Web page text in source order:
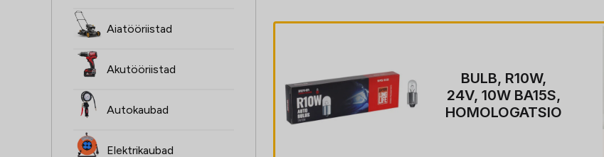
Aiatööriistad
Akutööriistad
Autokaubad
Elektrikaubad
BULB, P21W, 12V,
HOMOLOGATSIO
ON, 10
KOMPLEKTI tk
BULB, R10W,
24V, 10W BA15S,
HOMOLOGATSIO